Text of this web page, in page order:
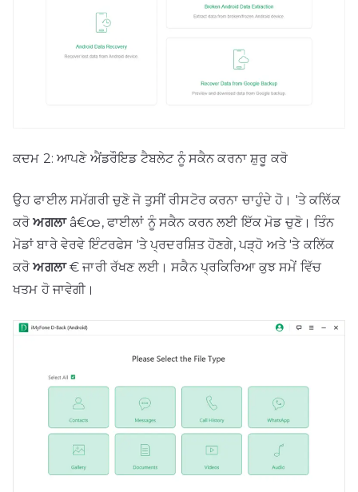
ਕਦਮ 2: ਆਪਣੇ ਐਂਡਰੌਇਡ ਟੈਬਲੇਟ ਨੂੰ ਸਕੈਨ ਕਰਨਾ ਸ਼ੁਰੂ ਕਰੋ
ਉਹ ਫਾਈਲ ਸਮੱਗਰੀ ਚੁਣੋ ਜੋ ਤੁਸੀਂ ਰੀਸਟੋਰ ਕਰਨਾ ਚਾਹੁੰਦੇ ਹੋ। 'ਤੇ ਕਲਿੱਕ
ਕਰੋਅਗਲਾâ€œ, ਫਾਈਲਾਂ ਨੂੰ ਸਕੈਨ ਕਰਨ ਲਈ ਇੱਕ ਮੋਡ ਚੁਣੋ। ਤਿੰਨ
ਮੋਡਾਂ ਬਾਰੇ ਵੇਰਵੇ ਇੰਟਰਫੇਸ 'ਤੇ ਪ੍ਰਦਰਸ਼ਿਤ ਹੋਣਗੇ, ਪੜ੍ਹੋ ਅਤੇ 'ਤੇ ਕਲਿੱਕ
ਕਰੋਅਗਲਾ€ ਜਾਰੀ ਰੱਖਣ ਲਈ। ਸਕੈਨ ਪ੍ਰਕਿਰਿਆ ਕੁਝ ਸਮੇਂ ਵਿੱਚ
ਖਤਮ ਹੋ ਜਾਵੇਗੀ।